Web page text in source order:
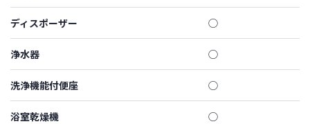
ディスポーザー ◯
浄水器 ◯
洗浄機能付便座 ◯
浴室乾燥機 ◯